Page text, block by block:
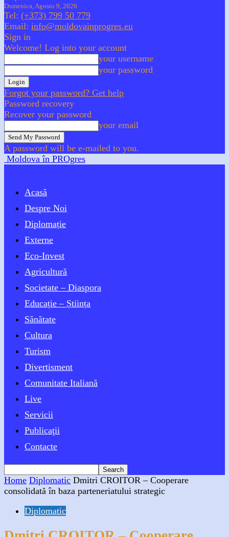
Domenica, Agosto 9, 2026
Tel: (+373) 799 50 779
Email: info@moldovainprogres.eu
Sign in
Welcome! Log into your account
your username
your password
Forgot your password? Get help
Password recovery
Recover your password
your email
A password will be e-mailed to you.
Moldova în PROgres
Acasă
Despre Noi
Diplomație
Externe
Eco-Invest
Agricultură
Societate – Diaspora
Educație – Știința
Sănătate
Cultura
Turism
Divertisment
Comunitate Italiană
Live
Servicii
Publicaţii
Contacte
Home Diplomatic Dmitri CROITOR – Cooperare
consolidată în baza parteneriatului strategic
Diplomatic